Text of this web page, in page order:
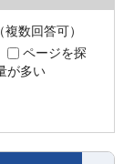
数回答可）
ページを探
が多い